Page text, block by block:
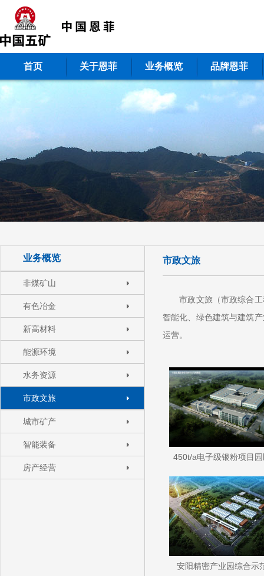
首页 关于恩菲 业务概览 品牌恩菲
业务概览
非煤矿山
有色冶金
新高材料
能源环境
水务资源
市政文旅
城市矿产
智能装备
房产经营
市政文旅
市政文旅（市政综合工
智能化、绿色建筑与建筑
运营。
450t/a电子级银粉项目
安阳精密产业园综合示